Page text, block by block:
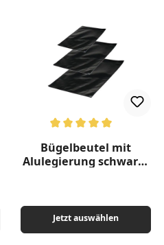
Bügelbeutel mit
Alulegierung schwarz -
Jetzt auswählen